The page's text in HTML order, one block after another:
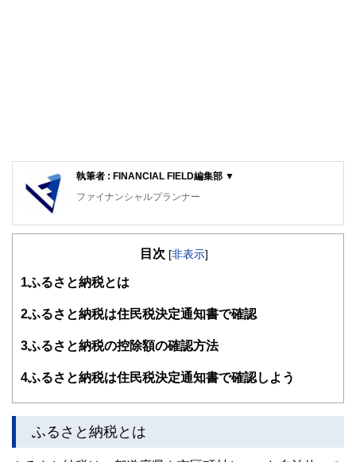
執筆者 : FINANCIAL FIELD編集部 ▼
ファイナンシャルプランナー
FinancialField編集部は、金融、経済に関する記事を、日々
知識がない方でも理解できるようわかりやすく発信していま
得者を中心に「お金や暮らし」に関する書籍・雑誌の編集経
験者で構成され、企画立案から記事掲載まですべての工程に
関わることで、読者目線のコンテンツを追求しています。
護士、税理士、宅地建物取引士、相続診断士、住宅ローンア
かしく感じられる年金や税金、相続、保険、ローンなどの話
をわかりやすく発信している点です。
目次 [非表示]
1 ふるさと納税とは
2ふるさと納税は住民税決定通知書で確認
3ふるさと納税の控除額の確認方法
4ふるさと納税は住民税決定通知書で確認しよう
ふるさと納税とは